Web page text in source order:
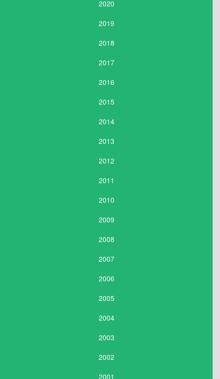
2020
2019
2018
2017
2016
2015
2014
2013
2012
2011
2010
2009
2008
2007
2006
2005
2004
2003
2002
2001